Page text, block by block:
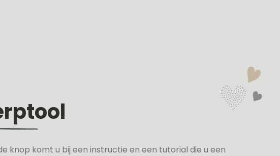
knop komt u bij een instructie en een tutorial die u een